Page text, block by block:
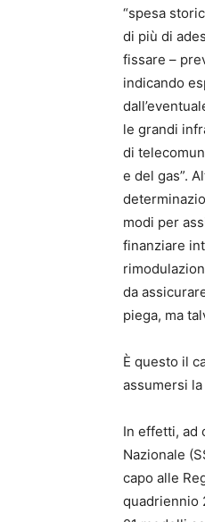
“spesa
di più di
fissare –
indicando
le grandi
di
e del gas”.
modi per
finanziare
da
piega, ma
È questo il
assumersi
In effetti, ad
Nazionale
capo alle
quadriennio